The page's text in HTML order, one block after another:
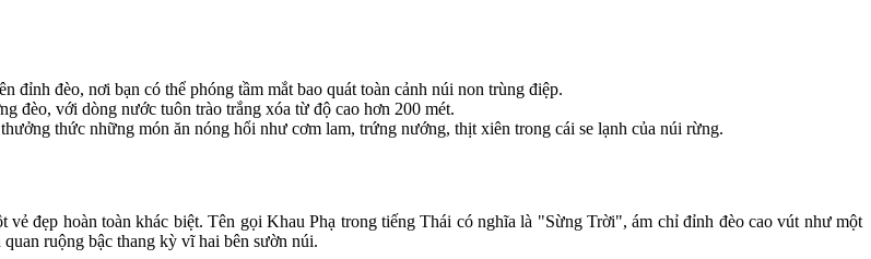
đỉnh đèo, nơi bạn có thể phóng tầm mắt bao quát toàn cảnh núi non trùng điệp.
đèo, với dòng nước tuôn trào trắng xóa từ độ cao hơn 200 mét.
thức những món ăn nóng hổi như cơm lam, trứng nướng, thịt xiên trong cái se lạnh của núi rừng.
đẹp hoàn toàn khác biệt. Tên gọi Khau Phạ trong tiếng Thái có nghĩa là "Sừng Trời", ám chỉ đỉnh đèo cao vút như một
ruộng bậc thang kỳ vĩ hai bên sườn núi.